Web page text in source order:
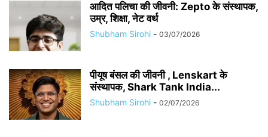
आदित पलिचा की जीवनी: Zepto के संस्थापक,
उम्र, शिक्षा, नेट वर्थ
Shubham Sirohi - 03/07/2026
पीयूष बंसल की जीवनी , Lenskart के
संस्थापक, Shark Tank India...
Shubham Sirohi - 02/07/2026